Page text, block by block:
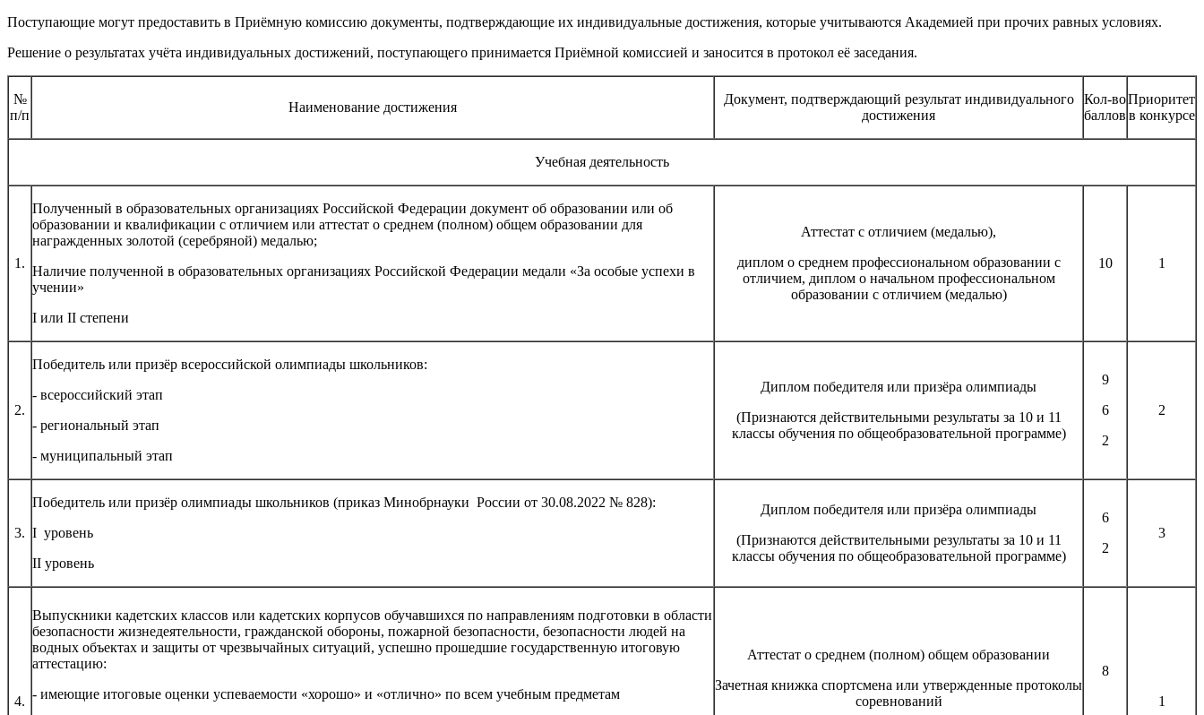
Поступающие могут предоставить в Приёмную комиссию документы, подтверждающие их индивидуальные достижения, которые учитываются Академией при прочих равных условиях.
Решение о результатах учёта индивидуальных достижений, поступающего принимается Приёмной комиссией и заносится в протокол её заседания.
№
п/п
Наименование достижения
Документ, подтверждающий результат индивидуального
достижения
Кол-во
баллов
Приоритет
в конкурсе
Учебная деятельность
1.
Полученный в образовательных организациях Российской Федерации документ об образовании или об
образовании и квалификации с отличием или аттестат о среднем (полном) общем образовании для
награжденных золотой (серебряной) медалью;
Наличие полученной в образовательных организациях Российской Федерации медали «За особые успехи в
учении»
I или II степени
Аттестат с отличием (медалью),
диплом о среднем профессиональном образовании с
отличием, диплом о начальном профессиональном
образовании с отличием (медалью)
10 1
2.
Победитель или призёр всероссийской олимпиады школьников:
- всероссийский этап
- региональный этап
- муниципальный этап
Диплом победителя или призёра олимпиады
(Признаются действительными результаты за 10 и 11
классы обучения по общеобразовательной программе)
9
6
2
2
3.
Победитель или призёр олимпиады школьников (приказ Минобрнауки России от 30.08.2022 № 828):
I уровень
II уровень
Диплом победителя или призёра олимпиады
(Признаются действительными результаты за 10 и 11
классы обучения по общеобразовательной программе)
6
2
3
4.
Выпускники кадетских классов или кадетских корпусов обучавшихся по направлениям подготовки в области
безопасности жизнедеятельности, гражданской обороны, пожарной безопасности, безопасности людей на
водных объектах и защиты от чрезвычайных ситуаций, успешно прошедшие государственную итоговую
аттестацию:
- имеющие итоговые оценки успеваемости «хорошо» и «отлично» по всем учебным предметам
Аттестат о среднем (полном) общем образовании
Зачетная книжка спортсмена или утвержденные протоколы
соревнований
8
1